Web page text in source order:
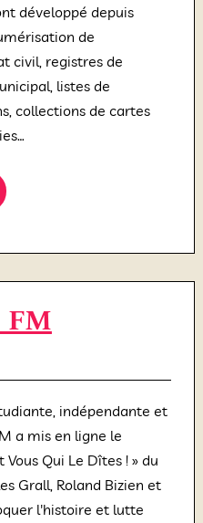
développé depuis
de
civil, registres de
listes de
collections de cartes
FM
indépendante et
a mis en ligne le
Qui Le Dîtes ! » du
Grall, Roland Bizien et
l'histoire et lutte